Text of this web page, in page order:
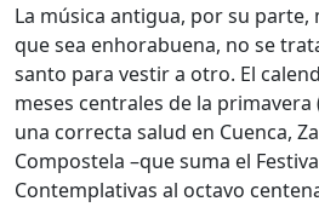
La música antigua, por su parte,
que sea enhorabuena, no se
santo para vestir a otro. El
meses centrales de la
una correcta salud en Cuenca,
Compostela –que suma el
Contemplativas al octavo